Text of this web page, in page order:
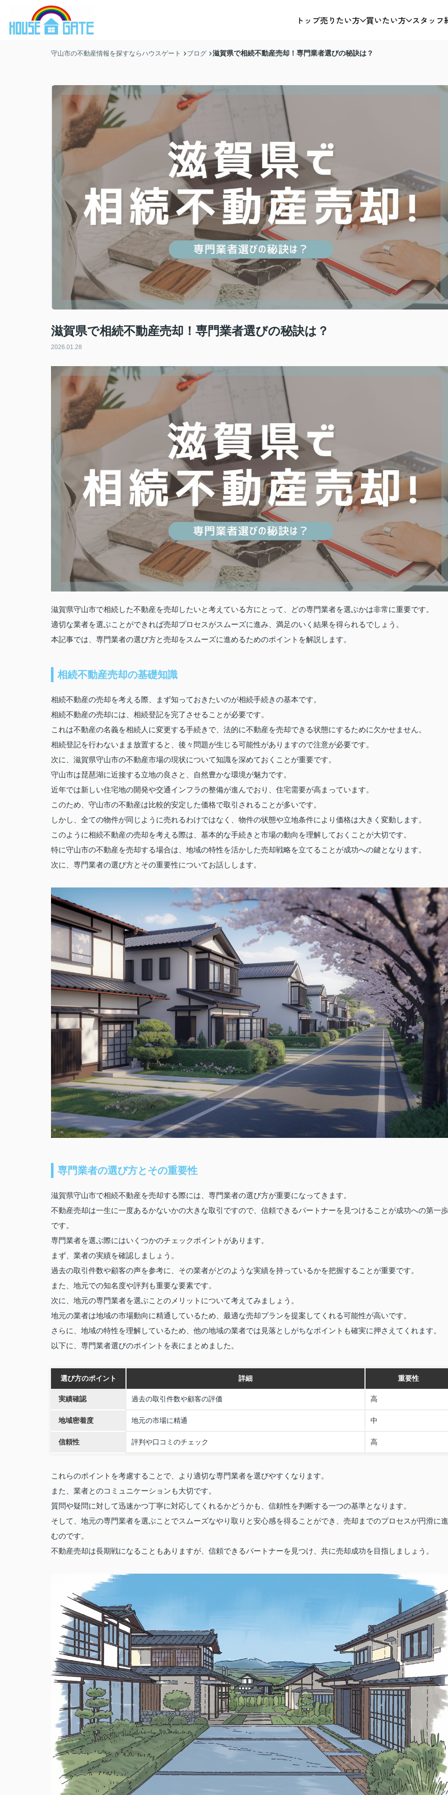
トップ売りたい方 買いたい方 スタッフ
守山市の不動産情報を探すならハウスゲート ブログ 滋賀県で相続不動産売却！専門業者選びの秘訣は？
滋賀県で相続不動産売却！専門業者選びの秘訣は？
2026.01.28
滋賀県守山市で相続した不動産を売却したいと考えている方にとって、どの専門業者を選ぶかは非常に重要です。
適切な業者を選ぶことができれば売却プロセスがスムーズに進み、満足のいく結果を得られるでしょう。
本記事では、専門業者の選び方と売却をスムーズに進めるためのポイントを解説します。
相続不動産売却の基礎知識
相続不動産の売却を考える際、まず知っておきたいのが相続手続きの基本です。
相続不動産の売却には、相続登記を完了させることが必要です。
これは不動産の名義を相続人に変更する手続きで、法的に不動産を売却できる状態にするために欠かせません。
相続登記を行わないまま放置すると、後々問題が生じる可能性がありますので注意が必要です。
次に、滋賀県守山市の不動産市場の現状について知識を深めておくことが重要です。
守山市は琵琶湖に近接する立地の良さと、自然豊かな環境が魅力です。
近年では新しい住宅地の開発や交通インフラの整備が進んでおり、住宅需要が高まっています。
このため、守山市の不動産は比較的安定した価格で取引されることが多いです。
しかし、全ての物件が同じように売れるわけではなく、物件の状態や立地条件により価格は大きく変動します。
このように相続不動産の売却を考える際は、基本的な手続きと市場の動向を理解しておくことが大切です。
特に守山市の不動産を売却する場合は、地域の特性を活かした売却戦略を立てることが成功への鍵となります。
次に、専門業者の選び方とその重要性についてお話しします。
専門業者の選び方とその重要性
滋賀県守山市で相続不動産を売却する際には、専門業者の選び方が重要になってきます。
不動産売却は一生に一度あるかないかの大きな取引ですので、信頼できるパートナーを見つけることが成功への第一歩
です。
専門業者を選ぶ際にはいくつかのチェックポイントがあります。
まず、業者の実績を確認しましょう。
過去の取引件数や顧客の声を参考に、その業者がどのような実績を持っているかを把握することが重要です。
また、地元での知名度や評判も重要な要素です。
次に、地元の専門業者を選ぶことのメリットについて考えてみましょう。
地元の業者は地域の市場動向に精通しているため、最適な売却プランを提案してくれる可能性が高いです。
さらに、地域の特性を理解しているため、他の地域の業者では見落としがちなポイントも確実に押さえてくれます。
以下に、専門業者選びのポイントを表にまとめました。
選び方のポイント 詳細 重要性
実績確認 過去の取引件数や顧客の評価 高
地域密着度 地元の市場に精通 中
信頼性 評判や口コミのチェック 高
これらのポイントを考慮することで、より適切な専門業者を選びやすくなります。
また、業者とのコミュニケーションも大切です。
質問や疑問に対して迅速かつ丁寧に対応してくれるかどうかも、信頼性を判断する一つの基準となります。
そして、地元の専門業者を選ぶことでスムーズなやり取りと安心感を得ることができ、売却までのプロセスが円滑に進
むのです。
不動産売却は長期戦になることもありますが、信頼できるパートナーを見つけ、共に売却成功を目指しましょう。